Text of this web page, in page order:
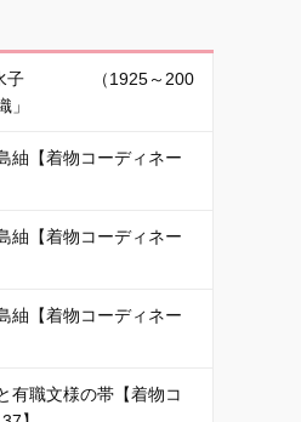
水子 （1925～200
」
紬【着物コーディネー
紬【着物コーディネー
紬【着物コーディネー
有職文様の帯【着物コ